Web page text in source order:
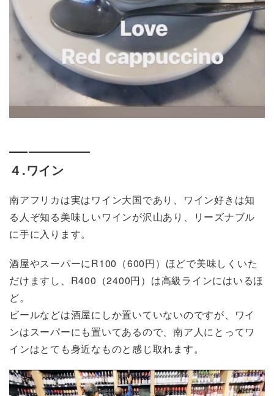
４.ワイン
南アフリカは実はワイン大国であり、ワイン好きは知
る人ぞ知る美味しいワインが沢山あり、リーズナブル
に手に入ります。
酒屋やスーパーにR100（600円）ほどで美味しくいた
だけますし、R400（2400円）は高級ラインにはいるほ
ど。
ビールなどは酒屋にしか置いていないのですが、ワイ
ンはスーパーにも置いてあるので、南ア人にとってワ
インはとても身近なものと感じ取れます。